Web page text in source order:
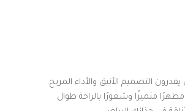
التصميم الأنيق والأداء المريح.
متميزًا وشعورًا بالراحة طوال